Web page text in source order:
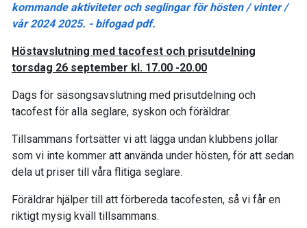
kommande aktiviteter och seglingar för hösten / vinter /
vår 2024 2025. - bifogad pdf.
Höstavslutning med tacofest och prisutdelning
torsdag 26 september kl. 17.00 -20.00
Dags för säsongsavslutning med prisutdelning och
tacofest för alla seglare, syskon och föräldrar.
Tillsammans fortsätter vi att lägga undan klubbens jollar
som vi inte kommer att använda under hösten, för att sedan
dela ut priser till våra flitiga seglare.
Föräldrar hjälper till att förbereda tacofesten, så vi får en
riktigt mysig kväll tillsammans.